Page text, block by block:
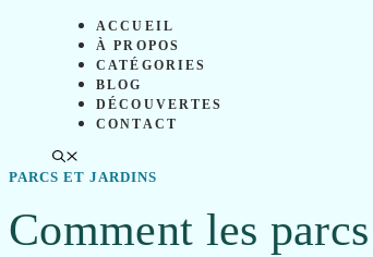
ACCUEIL
À PROPOS
CATÉGORIES
BLOG
DÉCOUVERTES
CONTACT
PARCS ET JARDINS
Comment les